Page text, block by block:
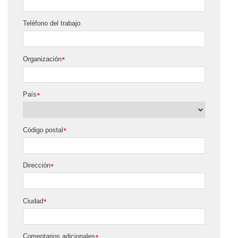
Teléfono del trabajo
*
Organización
*
País
*
Código postal
*
Dirección
*
Ciudad
Comentarios adicionales